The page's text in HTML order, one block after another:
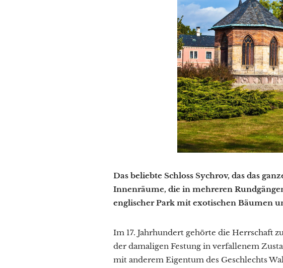
Das beliebte Schloss Sychrov, das das
Innenräume, die in mehreren
englischer Park mit exotischen Bäumen
Im 17. Jahrhundert gehörte die Herrschaft
der damaligen Festung in verfallenem
mit anderem Eigentum des Geschlechts